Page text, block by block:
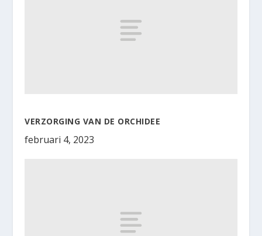
VERZORGING VAN DE ORCHIDEE
februari 4, 2023